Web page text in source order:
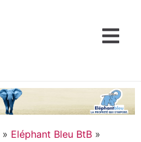
» Eléphant Bleu BtB »